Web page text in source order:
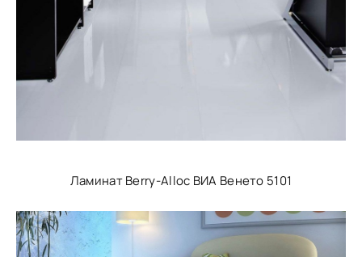
Ламинат Berry-Alloc ВИА Венето 5101